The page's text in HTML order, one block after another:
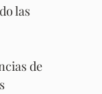
las
de